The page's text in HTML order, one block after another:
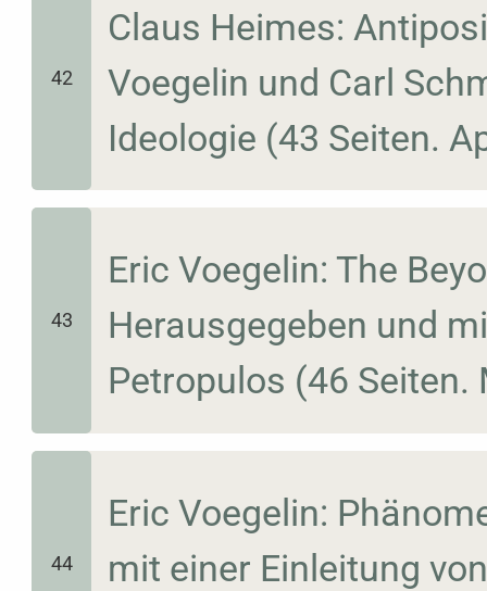
42
Claus Heimes:
Voegelin und Carl
Ideologie (43 Seiten.
43
Eric Voegelin: The
Herausgegeben und
Petropulos (46 Seiten.
44
Eric Voegelin:
mit einer Einleitung